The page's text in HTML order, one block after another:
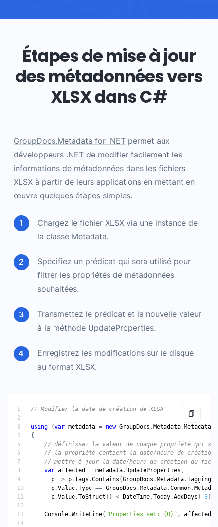
Étapes de mise à jour
des métadonnées vers
XLSX dans C#
GroupDocs.Metadata for .NET permet aux
développeurs .NET de modifier facilement les
informations de métadonnées dans les fichiers
XLSX à partir de leurs applications en mettant en
œuvre quelques étapes simples.
Chargez le fichier XLSX via une instance de
la classe Metadata.
Spécifiez un prédicat qui sera utilisé pour
filtrer les propriétés de métadonnées
souhaitées.
Transmettez le prédicat et la nouvelle valeur
à la méthode UpdateProperties.
Enregistrez les modifications sur le disque
au format XLSX.
// Modifier la date de création de XLSX
using (var metadata = new GroupDocs . Metadata . Metadata
// définissez la valeur de chaque propriété qui
// la propriété contient la date/heure de création
// mettre à jour la date/heure de création du
var affected = metadata .UpdateProperties
p => p .Tags .Contains (GroupDocs . Metadata .Tagging
p .Value .Type == GroupDocs . Metadata .Common .
p .Value .ToStruct () < DateTime .Today .AddDays (-3),
Console .WriteLine( "Properties set: {0}" , affected